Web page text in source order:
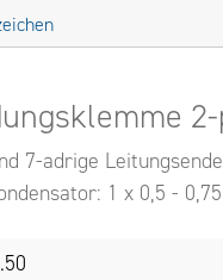
7-adrige
1 x 0,5 -